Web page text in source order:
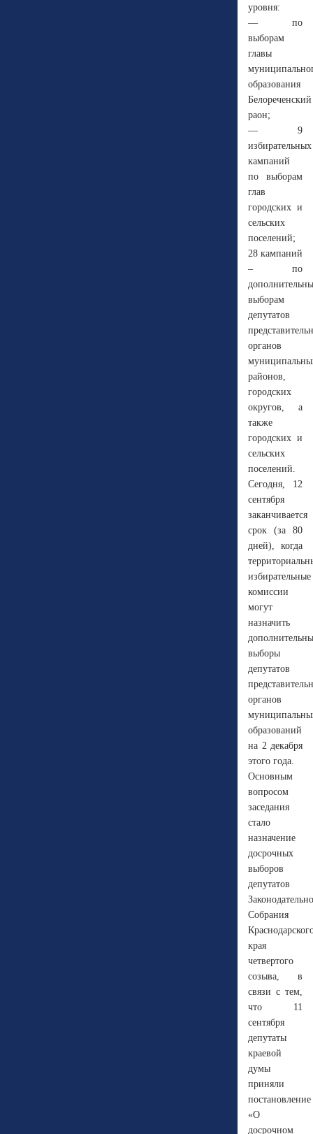
уровня:
— по
выборам
главы
образования
Белореченский
раон;
— 9
избирательных
кампаний
по выборам
глав
городских и
сельских
поселений;
28 кампаний
– по
выборам
депутатов
органов
районов,
городских
округов, а
также
городских и
сельских
поселений.
Сегодня, 12
сентября
заканчивается
срок (за 80
дней), когда
избирательные
комиссии
могут
назначить
выборы
депутатов
органов
образований
на 2 декабря
этого года.
Основным
вопросом
заседания
стало
назначение
досрочных
выборов
депутатов
Собрания
края
четвертого
созыва, в
связи с тем,
что 11
сентября
депутаты
краевой
думы
приняли
постановление
«О
досрочном